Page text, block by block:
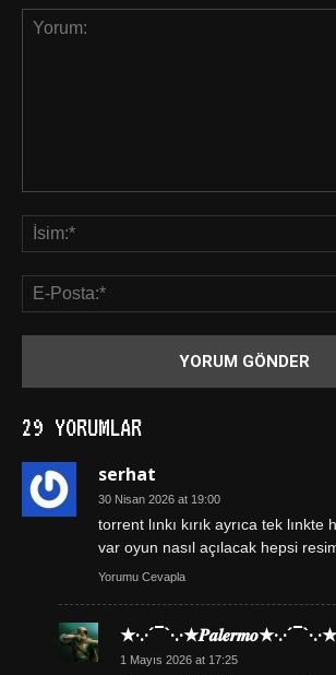
29 YORUMLAR
serhat
30 Nisan 2026 at 19:00
torrent lınkı kırık ayrıca tek lınkte
var oyun nasıl açılacak hepsi
Yorumu Cevapla
★·.·´¯`·.·★𝑷𝒂𝒍𝒆𝒓𝒎𝒐★·.·´¯`·.·★
1 Mayıs 2026 at 17:25